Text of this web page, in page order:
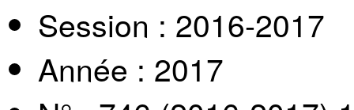
Session : 2016-2017
Année : 2017